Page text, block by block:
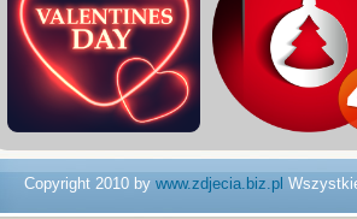
Copyright 2010 by www.zdjecia.biz.pl